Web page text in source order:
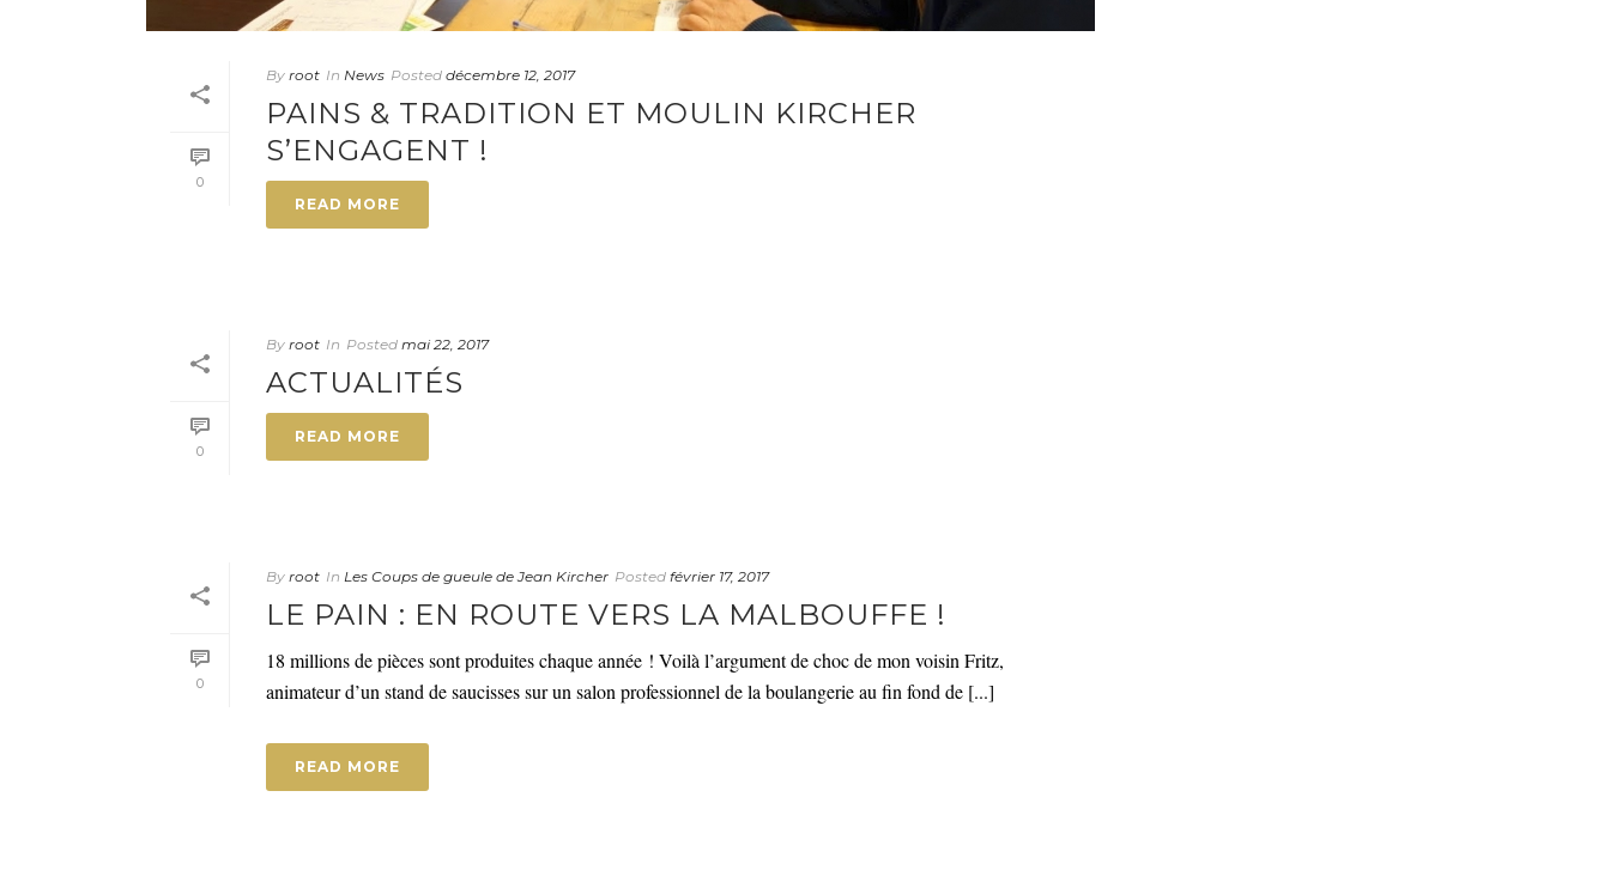
0
By root In News Posted décembre 12, 2017
PAINS & TRADITION ET MOULIN KIRCHER
S’ENGAGENT !
READ MORE
0
By root In Posted mai 22, 2017
ACTUALITÉS
READ MORE
0
By root In Les Coups de gueule de Jean Kircher Posted février 17, 2017
LE PAIN : EN ROUTE VERS LA MALBOUFFE !
18 millions de pièces sont produites chaque année ! Voilà l’argument de choc de mon voisin Fritz,
animateur d’un stand de saucisses sur un salon professionnel de la boulangerie au fin fond de [...]
READ MORE